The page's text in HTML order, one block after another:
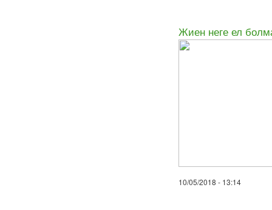
Жиен неге ел
10/05/2018 - 13:14